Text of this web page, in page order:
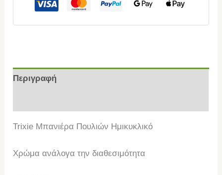
Περιγραφή
Trixie Μπανιέρα Πουλιών Ημικυκλικό
Χρώμα ανάλογα την διαθεσιμότητα